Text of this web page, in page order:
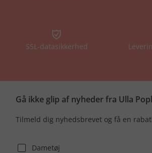
SSL-datasikkerhed
Gå ikke glip af nyheder fra Ulla
Tilmeld dig nyhedsbrevet og få en
Dametøj